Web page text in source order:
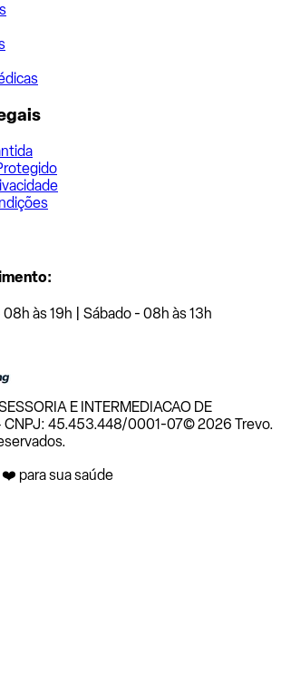
às 19h | Sábado - 08h às 13h
E INTERMEDIACAO DE
CNPJ: 45.453.448/0001-07© 2026 Trevo.
para sua saúde